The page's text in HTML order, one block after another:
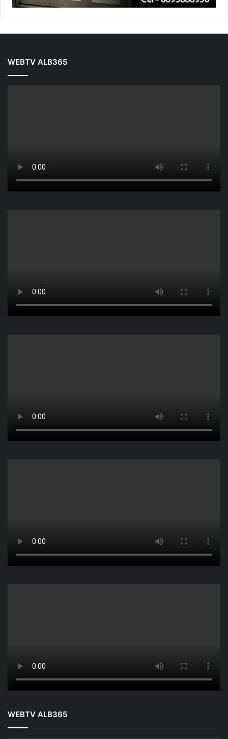
WEBTV ALB365
WEBTV ALB365